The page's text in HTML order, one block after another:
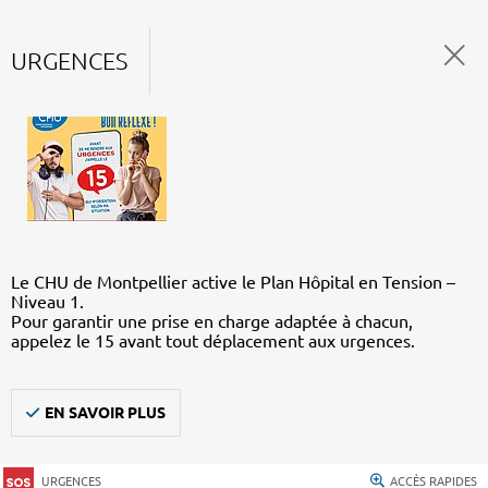
URGENCES
Le CHU de Montpellier active le Plan Hôpital en Tension –
Niveau 1.
Pour garantir une prise en charge adaptée à chacun,
appelez le 15 avant tout déplacement aux urgences.
EN SAVOIR PLUS
URGENCES ACCÈS RAPIDES